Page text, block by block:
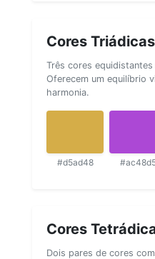
Cores Triádicas
Três cores
Oferecem um equilíbrio
harmonia.
#d5ad48
Cores
Dois pares de cores